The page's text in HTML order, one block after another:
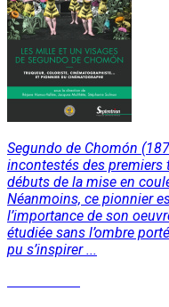
Segundo de Chomón
incontestés des premiers
débuts de la mise en
Néanmoins, ce pionnier
l’importance de son
étudiée sans l’ombre
pu s’inspirer ...